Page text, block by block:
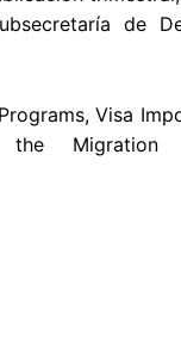
de
Visa
Migration